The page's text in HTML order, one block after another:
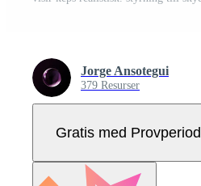
Jorge Ansotegui
379 Resurser
Gratis med Provperiod